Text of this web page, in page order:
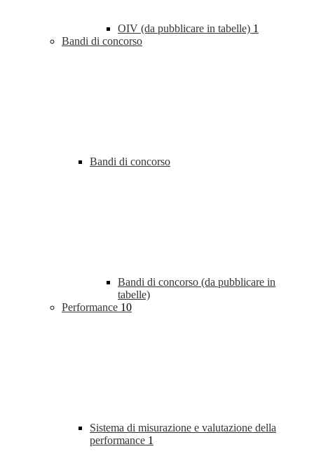
OIV (da pubblicare in tabelle) 1
Bandi di concorso
Bandi di concorso
Bandi di concorso (da pubblicare in
tabelle)
Performance 10
Sistema di misurazione e valutazione della
performance 1